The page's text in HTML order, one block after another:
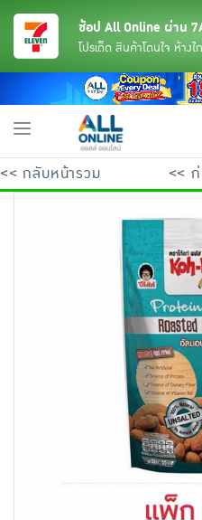
ขนมขบเคี้ยว และช็อคโกแลต
อาหารสด ผัก ผลไม้และเบเกอรี่
ช้อป All Online ผ่าน
โปรเด็ด สินค้าโดนใจ ห้างใ
Toggle
<< กลับหน้ารวม <<